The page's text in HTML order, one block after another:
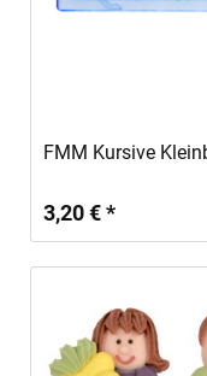
FMM Kursive
3,20 € *